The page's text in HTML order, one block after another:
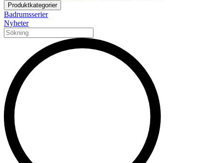
Produktkategorier
Badrumsserier
Nyheter